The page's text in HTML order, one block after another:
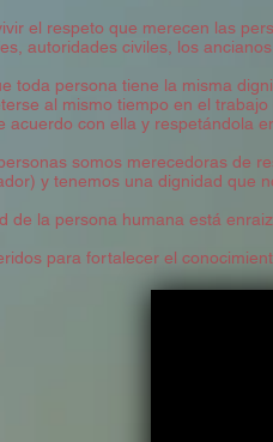
el respeto que merecen las
autoridades civiles, los
toda persona tiene la misma
al mismo tiempo en el
acuerdo con ella y respetándola
somos merecedoras de
y tenemos una dignidad que
de la persona humana está
para fortalecer el